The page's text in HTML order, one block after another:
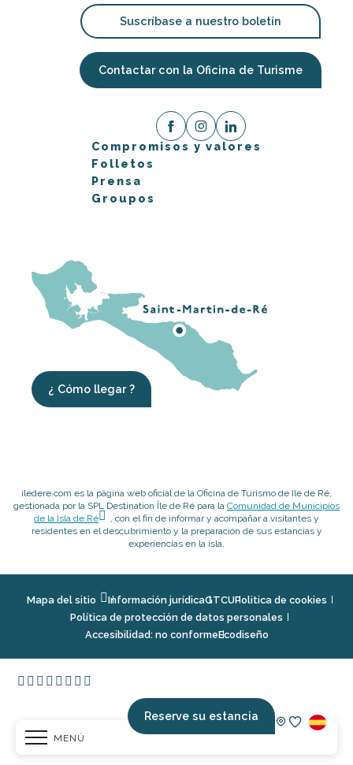
MENÚ
Reserve su estancia
Suscríbase a nuestro boletín
Contactar con la Oficina de Turisme
Compromisos y valores
Folletos
Prensa
Groupos
¿ Cómo llegar ?
iledere.com es la página web oficial de la Oficina de Turismo de Ile de Ré,
gestionada por la SPL Destination Île de Ré para la Comunidad de Municipios
de la Isla de Ré
, con el fin de informar y acompañar a visitantes y
residentes en el descubrimiento y la preparación de sus estancias y
experiencias en la isla.
Mapa del sitio Información jurídicaGTCUPolitica de cookies
Política de protección de datos personales
Accesibilidad: no conformeEcodiseño